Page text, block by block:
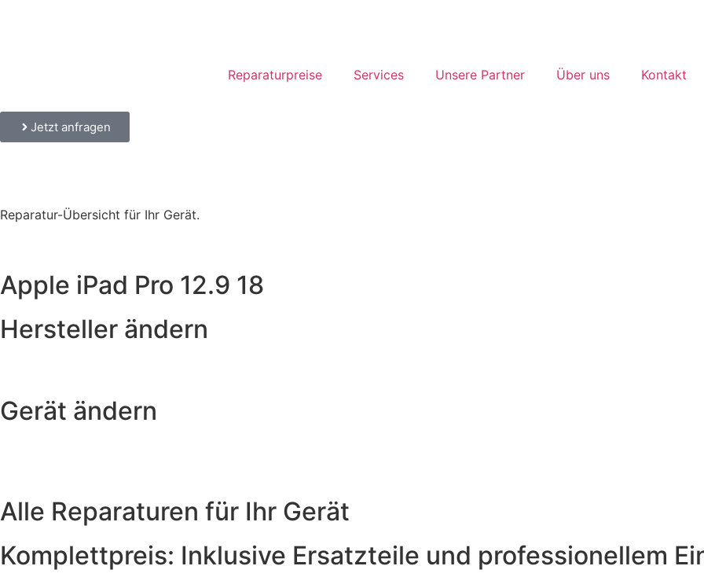
Reparaturpreise Services Unsere Partner Über uns Kontakt
Jetzt anfragen
Reparatur-Übersicht für Ihr Gerät.
Apple iPad Pro 12.9 18
Hersteller ändern
Gerät ändern
Alle Reparaturen für Ihr Gerät
Komplettpreis: Inklusive Ersatzteile und professionellem